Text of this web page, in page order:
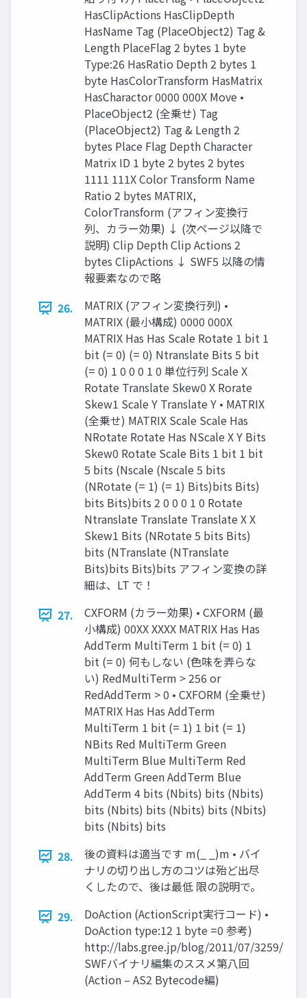
HasClipActions HasClipDepth
HasName Tag (PlaceObject2) Tag &
Length PlaceFlag 2 bytes 1 byte
Type:26 HasRatio Depth 2 bytes 1
byte HasColorTransform HasMatrix
HasCharactor 0000 000X Move •
PlaceObject2 (全乗せ) Tag
(PlaceObject2) Tag & Length 2
bytes Place Flag Depth Character
Matrix ID 1 byte 2 bytes 2 bytes
1111 111X Color Transform Name
Ratio 2 bytes MATRIX,
ColorTransform (アフィン変換行
列、カラー効果) ↓ (次ページ以降で
説明) Clip Depth Clip Actions 2
bytes ClipActions ↓ SWF5 以降の情
報要素なので略
26.
MATRIX (アフィン変換行列) •
MATRIX (最小構成) 0000 000X
MATRIX Has Has Scale Rotate 1 bit 1
bit (= 0) (= 0) Ntranslate Bits 5 bit
(= 0) 1 0 0 0 1 0 単位行列 Scale X
Rotate Translate Skew0 X Rorate
Skew1 Scale Y Translate Y • MATRIX
(全乗せ) MATRIX Scale Scale Has
NRotate Rotate Has NScale X Y Bits
Skew0 Rotate Scale Bits 1 bit 1 bit
5 bits (Nscale (Nscale 5 bits
(NRotate (= 1) (= 1) Bits)bits Bits)
bits Bits)bits 2 0 0 0 1 0 Rotate
Ntranslate Translate Translate X X
Skew1 Bits (NRotate 5 bits Bits)
bits (NTranslate (NTranslate
Bits)bits Bits)bits アフィン変換の詳
細は、LT で！
27.
CXFORM (カラー効果) • CXFORM (最
小構成) 00XX XXXX MATRIX Has Has
AddTerm MultiTerm 1 bit (= 0) 1
bit (= 0) 何もしない (色味を弄らな
い) RedMultiTerm > 256 or
RedAddTerm > 0 • CXFORM (全乗せ)
MATRIX Has Has AddTerm
MultiTerm 1 bit (= 1) 1 bit (= 1)
NBits Red MultiTerm Green
MultiTerm Blue MultiTerm Red
AddTerm Green AddTerm Blue
AddTerm 4 bits (Nbits) bits (Nbits)
bits (Nbits) bits (Nbits) bits (Nbits)
bits (Nbits) bits
28.
後の資料は適当です m(_ _)m • バイ
ナリの切り出し方のコツは殆ど出尽
くしたので、後は最低 限の説明で。
29.
DoAction (ActionScript実行コード) •
DoAction type:12 1 byte =0 参考)
http://labs.gree.jp/blog/2011/07/3259/
SWFバイナリ編集のススメ第八回
(Action – AS2 Bytecode編)